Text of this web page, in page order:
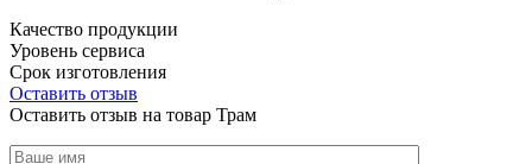
Качество продукции
Уровень сервиса
Срок изготовления
Оставить отзыв
Оставить отзыв на товар Трам